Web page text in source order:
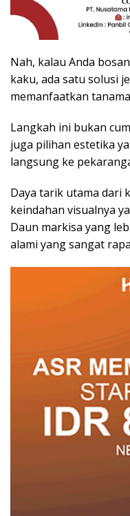
Nah, kalau Anda
kaku, ada satu solusi
memanfaatkan
Langkah ini bukan
juga pilihan estetika
langsung ke
Daya tarik utama dari
keindahan visualnya
Daun markisa yang
alami yang sangat